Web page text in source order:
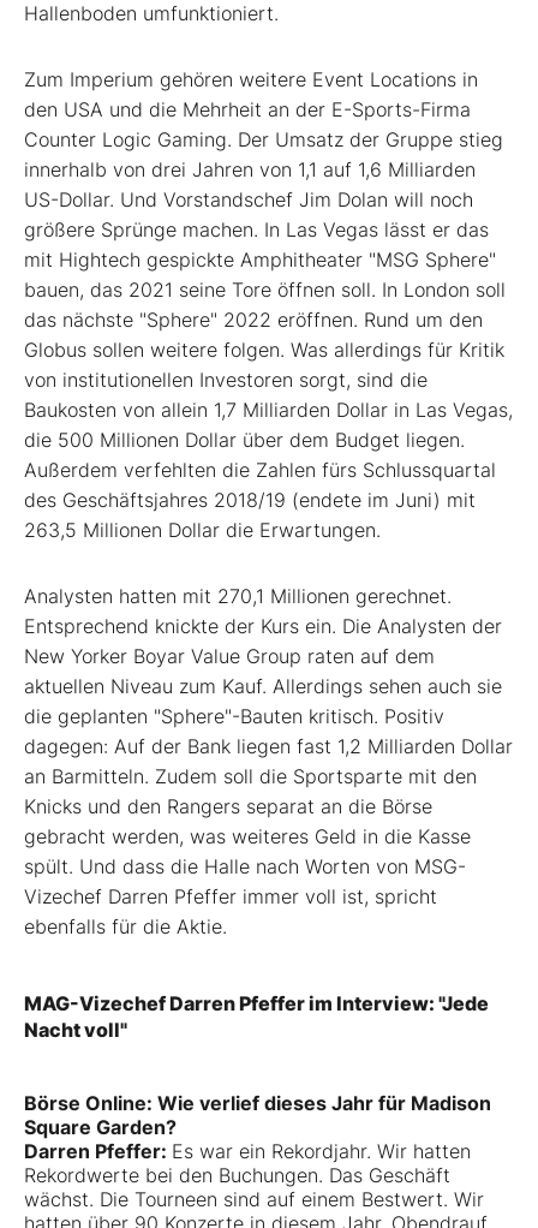
Hallenboden umfunktioniert.
Zum Imperium gehören weitere Event Locations in
den USA und die Mehrheit an der E-Sports-Firma
Counter Logic Gaming. Der Umsatz der Gruppe stieg
innerhalb von drei Jahren von 1,1 auf 1,6 Milliarden
US-Dollar. Und Vorstandschef Jim Dolan will noch
größere Sprünge machen. In Las Vegas lässt er das
mit Hightech gespickte Amphitheater "MSG Sphere"
bauen, das 2021 seine Tore öffnen soll. In London soll
das nächste "Sphere" 2022 eröffnen. Rund um den
Globus sollen weitere folgen. Was allerdings für Kritik
von institutionellen Investoren sorgt, sind die
Baukosten von allein 1,7 Milliarden Dollar in Las Vegas,
die 500 Millionen Dollar über dem Budget liegen.
Außerdem verfehlten die Zahlen fürs Schlussquartal
des Geschäftsjahres 2018/19 (endete im Juni) mit
263,5 Millionen Dollar die Erwartungen.
Analysten hatten mit 270,1 Millionen gerechnet.
Entsprechend knickte der Kurs ein. Die Analysten der
New Yorker Boyar Value Group raten auf dem
aktuellen Niveau zum Kauf. Allerdings sehen auch sie
die geplanten "Sphere"-Bauten kritisch. Positiv
dagegen: Auf der Bank liegen fast 1,2 Milliarden Dollar
an Barmitteln. Zudem soll die Sportsparte mit den
Knicks und den Rangers separat an die Börse
gebracht werden, was weiteres Geld in die Kasse
spült. Und dass die Halle nach Worten von MSG-
Vizechef Darren Pfeffer immer voll ist, spricht
ebenfalls für die Aktie.
MAG-Vizechef Darren Pfeffer im Interview: "Jede
Nacht voll"
Börse Online: Wie verlief dieses Jahr für Madison
Square Garden?
Darren Pfeffer: Es war ein Rekordjahr. Wir hatten
Rekordwerte bei den Buchungen. Das Geschäft
wächst. Die Tourneen sind auf einem Bestwert. Wir